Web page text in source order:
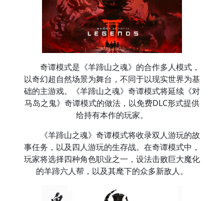
奇谭模式是《羊蹄山之魂》的合作多人模式，
以奇幻超自然场景为舞台，不同于以现实世界为基
础的主游戏。《羊蹄山之魂》奇谭模式将延续《对
马岛之鬼》奇谭模式的做法，以免费DLC形式提供
给持有本作的玩家。
《羊蹄山之魂》奇谭模式将收录双人游玩的故
事任务，以及四人游玩的生存战。在奇谭模式中，
玩家将选择四种角色职业之一，设法击败巨大魔化
的羊蹄六人帮，以及其麾下的众多新敌人。